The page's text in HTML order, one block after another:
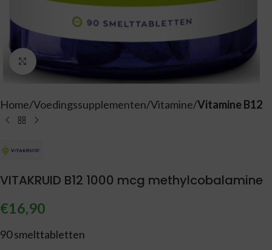
Vergroten
Home Voedingssupplementen Vitamine Vitamine B12
VITAKRUID B12 1000 mcg methylcobalamine
€16,90
90 smelttabletten